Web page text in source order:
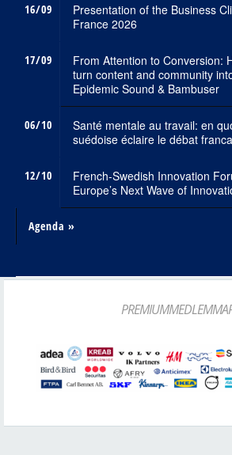
16/09
Presentation of the Business
France 2026
17/09
From Attention to Conversion:
turn content and community
Epidemic Sound & Bambuser
06/10
Santé mentale au travail: en
suédoise éclaire le débat
12/10
French-Swedish Innovation
Europe’s Next Wave of
Agenda »